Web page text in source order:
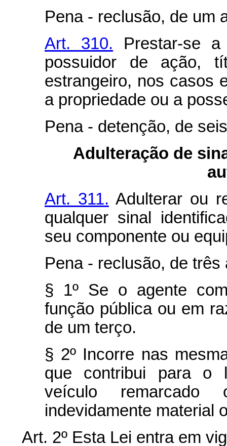
Pena - reclusão, de um
Art. 310. Prestar-se
possuidor de ação,
estrangeiro, nos casos
a propriedade ou a
Pena - detenção, de
Adulteração de
Art. 311. Adulterar ou
qualquer sinal
seu componente ou
Pena - reclusão, de
§ 1º Se o agente
função pública ou em
de um terço.
§ 2º Incorre nas
que contribui para o
veículo remarcado
indevidamente material
Art. 2º Esta Lei entra em